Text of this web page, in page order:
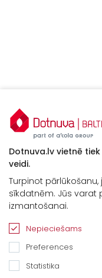
Dotnuva.lv vietnē
veidi.
Turpinot
sīkdatnēm. Jūs varat
izmantošanai.
Nepieciešams
Preferences
Statistika